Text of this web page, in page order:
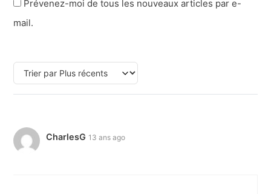
Prévenez-moi de tous les nouveaux articles par e-
mail.
CharlesG 13 ans ago